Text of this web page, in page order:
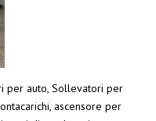
per auto, Sollevatori per
ascensore per